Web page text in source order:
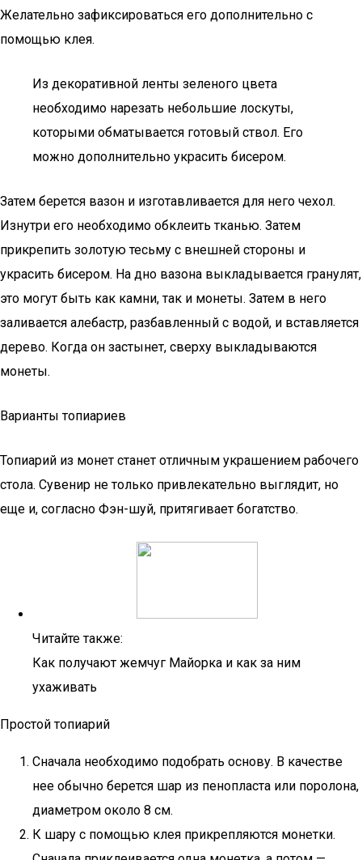
Желательно зафиксироваться его дополнительно с
помощью клея.
Из декоративной ленты зеленого цвета
необходимо нарезать небольшие лоскуты,
которыми обматывается готовый ствол. Его
можно дополнительно украсить бисером.
Затем берется вазон и изготавливается для него чехол.
Изнутри его необходимо обклеить тканью. Затем
прикрепить золотую тесьму с внешней стороны и
украсить бисером. На дно вазона выкладывается гранулят,
это могут быть как камни, так и монеты. Затем в него
заливается алебастр, разбавленный с водой, и вставляется
дерево. Когда он застынет, сверху выкладываются
монеты.
Варианты топиариев
Топиарий из монет станет отличным украшением рабочего
стола. Сувенир не только привлекательно выглядит, но
еще и, согласно Фэн-шуй, притягивает богатство.
Читайте также:
Как получают жемчуг Майорка и как за ним
ухаживать
Простой топиарий
Сначала необходимо подобрать основу. В качестве
нее обычно берется шар из пенопласта или поролона,
диаметром около 8 см.
К шару с помощью клея прикрепляются монетки.